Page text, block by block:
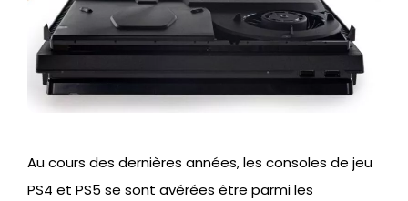
Au cours des dernières années, les consoles de jeu
PS4 et PS5 se sont avérées être parmi les